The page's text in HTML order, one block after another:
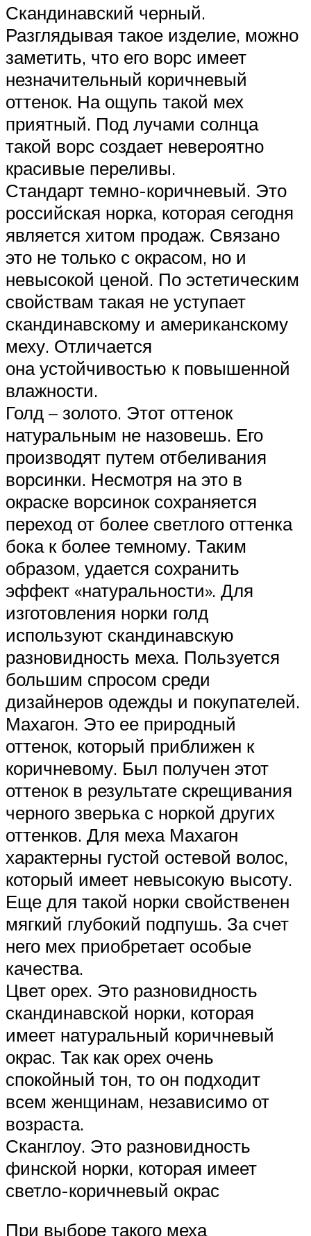
Скандинавский черный.
Разглядывая такое изделие, можно
заметить, что его ворс имеет
незначительный коричневый
оттенок. На ощупь такой мех
приятный. Под лучами солнца
такой ворс создает невероятно
красивые переливы.
Стандарт темно-коричневый. Это
российская норка, которая сегодня
является хитом продаж. Связано
это не только с окрасом, но и
невысокой ценой. По эстетическим
свойствам такая не уступает
скандинавскому и американскому
меху. Отличается
она устойчивостью к повышенной
влажности.
Голд – золото. Этот оттенок
натуральным не назовешь. Его
производят путем отбеливания
ворсинки. Несмотря на это в
окраске ворсинок сохраняется
переход от более светлого оттенка
бока к более темному. Таким
образом, удается сохранить
эффект «натуральности». Для
изготовления норки голд
используют скандинавскую
разновидность меха. Пользуется
большим спросом среди
дизайнеров одежды и покупателей.
Махагон. Это ее природный
оттенок, который приближен к
коричневому. Был получен этот
оттенок в результате скрещивания
черного зверька с норкой других
оттенков. Для меха Махагон
характерны густой остевой волос,
который имеет невысокую высоту.
Еще для такой норки свойственен
мягкий глубокий подпушь. За счет
него мех приобретает особые
качества.
Цвет орех. Это разновидность
скандинавской норки, которая
имеет натуральный коричневый
окрас. Так как орех очень
спокойный тон, то он подходит
всем женщинам, независимо от
возраста.
Сканглоу. Это разновидность
финской норки, которая имеет
светло-коричневый окрас
При выборе такого меха